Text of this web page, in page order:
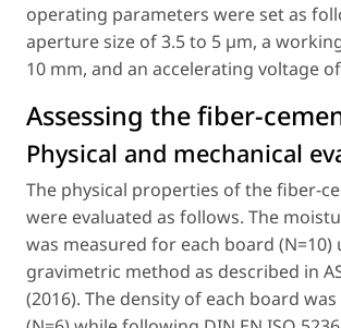
operating parameters were set as
aperture size of 3.5 to 5 µm, a
10 mm, and an accelerating voltage of
Assessing the fiber-
Physical and mechanical
The physical properties of the fiber-
were evaluated as follows. The
was measured for each board (N=10)
gravimetric method as described in
(2016). The density of each board